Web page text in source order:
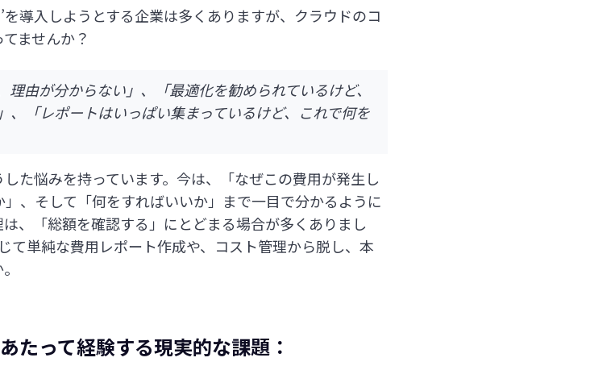
導入しようとする企業は多くありますが、クラウドのコ
ませんか？
理由が分からない」、「最適化を勧められているけど、
、「レポートはいっぱい集まっているけど、これで何を
た悩みを持っています。今は、「なぜこの費用が発生し
、そして「何をすればいいか」まで一目で分かるように
、「総額を確認する」にとどまる場合が多くありまし
て単純な費用レポート作成や、コスト管理から脱し、本
たって経験する現実的な課題：